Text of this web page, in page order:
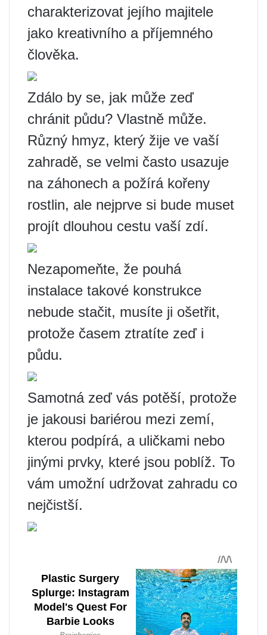
charakterizovat jejího majitele
jako kreativního a příjemného
člověka.
Zdálo by se, jak může zeď
chránit půdu? Vlastně může.
Různý hmyz, který žije ve vaší
zahradě, se velmi často usazuje
na záhonech a požírá kořeny
rostlin, ale nejprve si bude muset
projít dlouhou cestu vaší zdí.
Nezapomeňte, že pouhá
instalace takové konstrukce
nebude stačit, musíte ji ošetřit,
protože časem ztratíte zeď i
půdu.
Samotná zeď vás potěší, protože
je jakousi bariérou mezi zemí,
kterou podpírá, a uličkami nebo
jinými prvky, které jsou poblíž. To
vám umožní udržovat zahradu co
nejčistší.